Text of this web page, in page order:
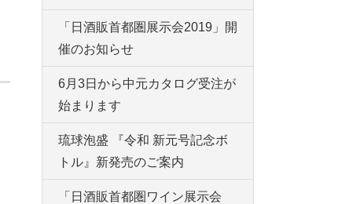
「日酒販首都圏展示会2019」開
催のお知らせ
6月3日から中元カタログ受注が
始まります
琉球泡盛 『令和 新元号記念ボ
トル』新発売のご案内
「日酒販首都圏ワイン展示会